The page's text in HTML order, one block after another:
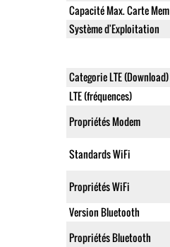
Capacité Max. Carte Mem
Système d'Exploitation
Categorie LTE (Download)
LTE (fréquences)
Propriétés Modem
Standards WiFi
Propriétés WiFi
Version Bluetooth
Propriétés Bluetooth